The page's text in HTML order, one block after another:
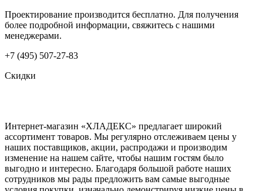
Проектирование производится бесплатно. Для получения
более подробной информации, свяжитесь с нашими
менеджерами.
+7 (495) 507-27-83
Скидки
Интернет-магазин «ХЛАДЕКС» предлагает широкий
ассортимент товаров. Мы регулярно отслеживаем цены у
наших поставщиков, акции, распродажи и производим
изменение на нашем сайте, чтобы нашим гостям было
выгодно и интересно. Благодаря большой работе наших
сотрудников мы рады предложить вам самые выгодные